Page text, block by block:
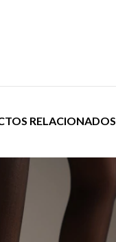
RELACIONADOS